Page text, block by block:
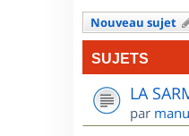
Nouveau sujet
SUJETS
LA
par